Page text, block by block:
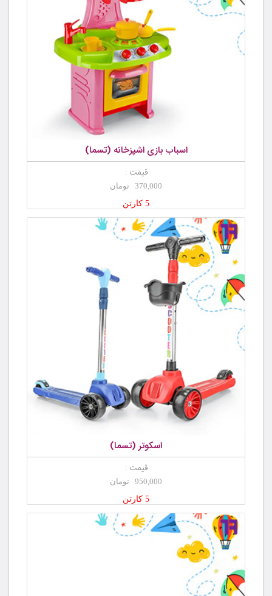
اسباب بازی اشپزخانه (تسما)
قیمت :
370,000 تومان
5 کارتن
اسکوتر (تسما)
قیمت :
950,000 تومان
5 کارتن